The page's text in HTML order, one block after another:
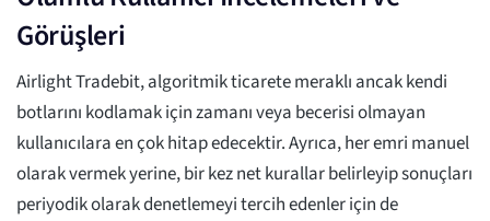
Görüşleri
Airlight Tradebit, algoritmik ticarete meraklı ancak kendi
botlarını kodlamak için zamanı veya becerisi olmayan
kullanıcılara en çok hitap edecektir. Ayrıca, her emri manuel
olarak vermek yerine, bir kez net kurallar belirleyip sonuçları
periyodik olarak denetlemeyi tercih edenler için de